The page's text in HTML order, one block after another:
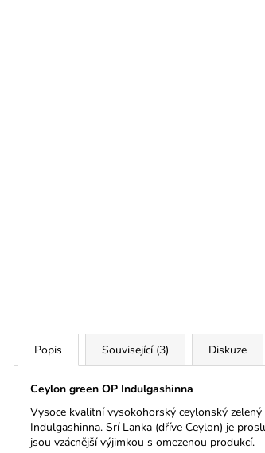
Popis Související (3) Diskuze
Ceylon green OP Indulgashinna
Vysoce kvalitní vysokohorský ceylonský
Indulgashinna. Srí Lanka (dříve Ceylon) je
jsou vzácnější výjimkou s omezenou produkcí.